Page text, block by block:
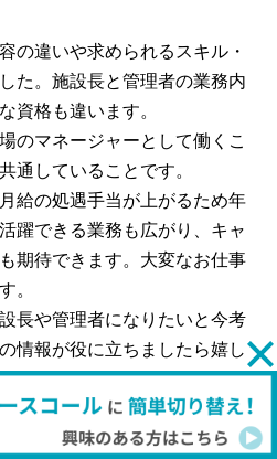
の違いや求められるスキル・
た。施設長と管理者の業務内
資格も違います。
のマネージャーとして働くこ
通していることです。
給の処遇手当が上がるため年
躍できる業務も広がり、キャ
期待できます。大変なお仕事
。
長や管理者になりたいと今考
情報が役に立ちましたら嬉し